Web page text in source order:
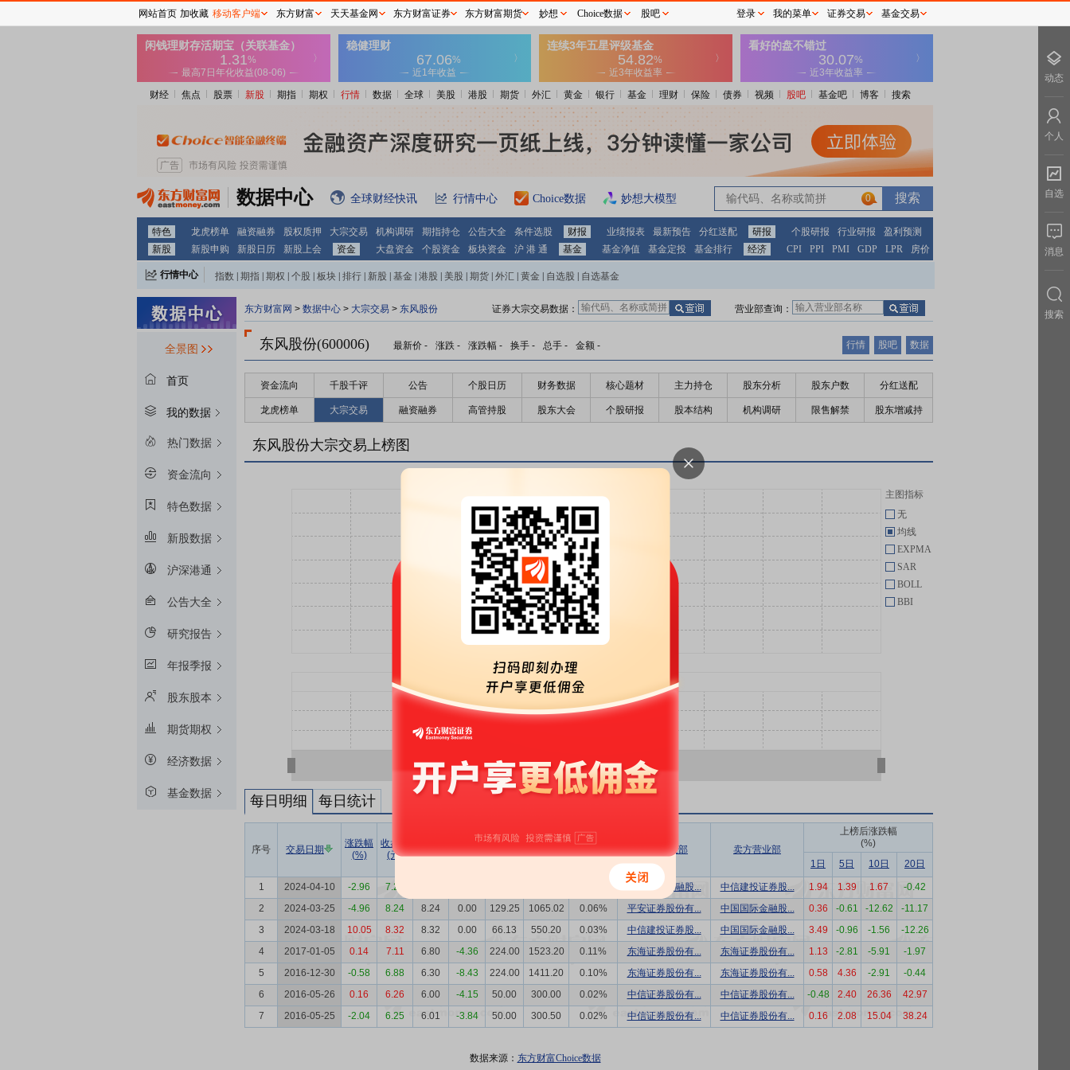
财经 焦点 股票 新股 期指 期权 行情 数据 全球 美股 港股 期货 外汇 黄金 银行 基金 理财 保险 债券 视频 股吧 基金吧 博客 搜索
数据中心 全球财经快讯 行情中心 Choice数据 妙想大模型 0
特色 龙虎榜单 融资融券 股权质押 大宗交易 机构调研 期指持仓 公告大全 条件选股 财报 业绩报表 最新预告 分红送配 研报 个股研报 行业研报
盈利预测
新股
新股申购 新股日历 新股上会 资金 大盘资金 个股资金 板块资金 沪 港 通 基金 基金净值 基金定投 基金排行 经济 CPI PPI PMI GDP LPR 房价
行情中心 指数 期指 期权 个股 板块 排行 新股 基金 港股 美股 期货 外汇 黄金 自选股 自选基金
全景图
首页
我的数据
热门数据
资金流向
特色数据
新股数据
沪深港通
公告大全
研究报告
年报季报
股东股本
期货期权
经济数据
基金数据
东方财富网 > 数据中心 > 大宗交易 > 东风股份 营业部查询：
证券大宗交易数据：
东风股份(600006) 最新价 - 涨跌 - 涨跌幅 - 换手 - 总手 - 金额 - 行情 股吧 数据
资金流向 千股千评 公告 个股日历 财务数据 核心题材 主力持仓 股东分析 股东户数 分红送配
龙虎榜单 大宗交易 融资融券 高管持股 股东大会 个股研报 股本结构 机构调研 限售解禁 股东增减持
东风股份大宗交易上榜图
主图指标
无
均线
EXPMA
SAR
BOLL
BBI
每日明细 每日统计
序号 交易日期
涨跌幅
(%)
收盘价
(元)
(元)
折溢率
(%)
成交量
(万股)
成交额
(万元)
成交额/
流通市值
买方营业部 卖方营业部
上榜后涨跌幅
(%)
1日
5日 10日 20日
1 2024-04-10 -2.96 7.20 中国国际金融股... 中信建投证券股... 1.94 1.39 1.67
-0.42
2
2024-03-25 -4.96 8.24 8.24 0.00 129.25 1065.02 0.06% 平安证券股份有... 中国国际金融股... 0.36 -0.61 -12.62
-11.17
3
2024-03-18 10.05 8.32 8.32 0.00 66.13 550.20 0.03% 中信建投证券股... 中国国际金融股... 3.49 -0.96 -1.56
-12.26
4
2017-01-05 0.14 7.11 6.80 -4.36 224.00 1523.20 0.11% 东海证券股份有... 东海证券股份有... 1.13 -2.81 -5.91
-1.97
5
2016-12-30 -0.58 6.88 6.30 -8.43 224.00 1411.20 0.10% 东海证券股份有... 东海证券股份有... 0.58 4.36 -2.91
-0.44
6
2016-05-26 0.16 6.26 6.00 -4.15 50.00 300.00 0.02% 中信证券股份有... 中信证券股份有... -0.48 2.40 26.36
42.97
7
2016-05-25 -2.04 6.25 6.01 -3.84 50.00 300.50 0.02% 中信证券股份有... 中信证券股份有... 0.16 2.08 15.04 38.24
数据来源： 东方财富Choice数据
网站首页 加收藏 移动客户端 东方财富 天天基金网 东方财富证券 东方财富期货 妙想 Choice数据 股吧 登录 我的菜单 证券交易 基金交易
动态
个人
自选
消息
搜索